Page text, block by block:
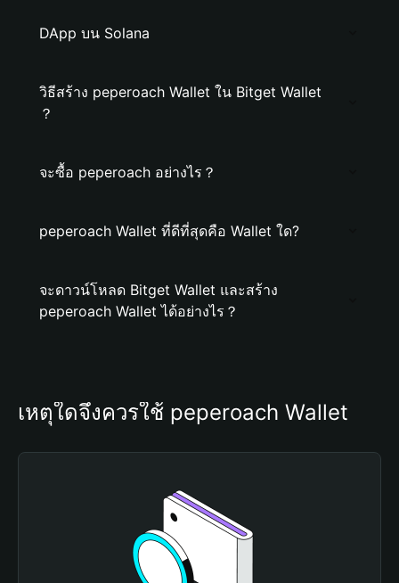
DApp บน Solana
วิธีสร้าง peperoach Wallet ใน Bitget Wallet
？
จะซื้อ peperoach อย่างไร？
peperoach Wallet ที่ดีที่สุดคือ Wallet ใด?
จะดาวน์โหลด Bitget Wallet และสร้าง
peperoach Wallet ได้อย่างไร？
เหตุใดจึงควรใช้ peperoach Wallet